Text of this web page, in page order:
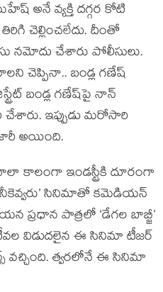
అనే వ్యక్తి దగ్గర కోటి
తిరిగి చెల్లించలేదు. దీంతో
నమోదు చేశారు పోలీసులు.
చెప్పినా.. బండ్ల గణేష్
బండ్ల గ‌ణేష్‌పై నాన్
ఇప్పుడు మరోసారి
జారీ అయింది.
కాలంగా ఇండస్ట్రీకి దూరంగా
నీకెవ్వరు’ సినిమాతో కమెడియన్
ప్రధాన పాత్రలో ‘డేగల బాబ్జీ’
విడుదలైన ఈ సినిమా టీజర్
వచ్చింది. త్వరలోనే ఈ సినిమా